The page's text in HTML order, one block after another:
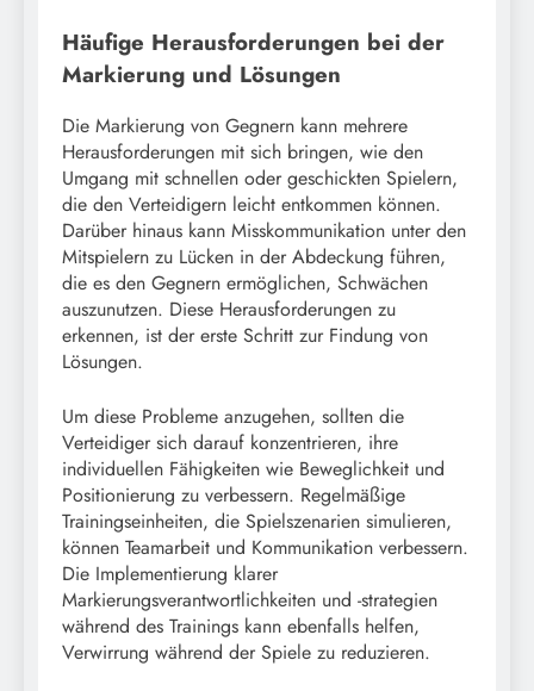
Häufige Herausforderungen bei der
Markierung und Lösungen
Die Markierung von Gegnern kann mehrere
Herausforderungen mit sich bringen, wie den
Umgang mit schnellen oder geschickten Spielern,
die den Verteidigern leicht entkommen können.
Darüber hinaus kann Misskommunikation unter den
Mitspielern zu Lücken in der Abdeckung führen,
die es den Gegnern ermöglichen, Schwächen
auszunutzen. Diese Herausforderungen zu
erkennen, ist der erste Schritt zur Findung von
Lösungen.
Um diese Probleme anzugehen, sollten die
Verteidiger sich darauf konzentrieren, ihre
individuellen Fähigkeiten wie Beweglichkeit und
Positionierung zu verbessern. Regelmäßige
Trainingseinheiten, die Spielszenarien simulieren,
können Teamarbeit und Kommunikation verbessern.
Die Implementierung klarer
Markierungsverantwortlichkeiten und -strategien
während des Trainings kann ebenfalls helfen,
Verwirrung während der Spiele zu reduzieren.